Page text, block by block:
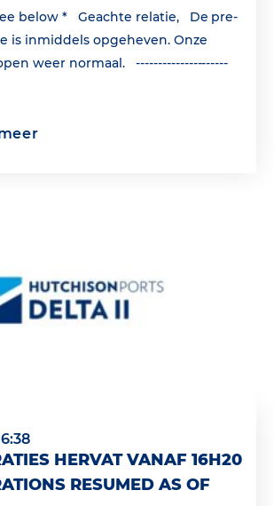
below * Geachte relatie, De pre-
is inmiddels opgeheven. Onze
weer normaal. ---------------------
HERVAT VANAF 16H20
RESUMED AS OF